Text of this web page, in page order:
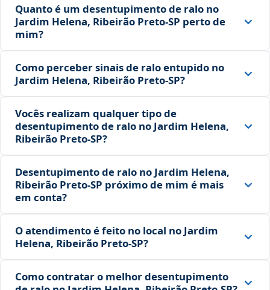
Quanto é um desentupimento de ralo no
Jardim Helena, Ribeirão Preto‑SP perto de
mim?
Como perceber sinais de ralo entupido no
Jardim Helena, Ribeirão Preto‑SP?
Vocês realizam qualquer tipo de
desentupimento de ralo no Jardim Helena,
Ribeirão Preto‑SP?
Desentupimento de ralo no Jardim Helena,
Ribeirão Preto‑SP próximo de mim é mais
em conta?
O atendimento é feito no local no Jardim
Helena, Ribeirão Preto‑SP?
Como contratar o melhor desentupimento